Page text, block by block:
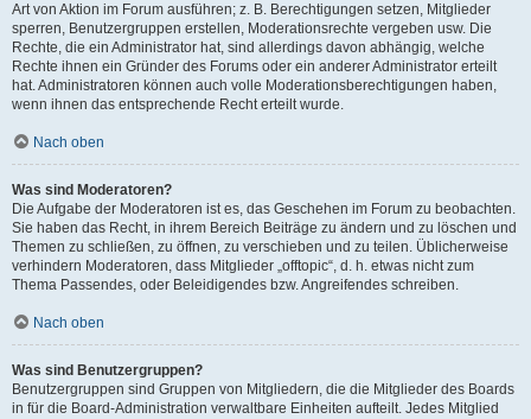
Art von Aktion im Forum ausführen; z. B. Berechtigungen setzen, Mitglieder
sperren, Benutzergruppen erstellen, Moderationsrechte vergeben usw. Die
Rechte, die ein Administrator hat, sind allerdings davon abhängig, welche
Rechte ihnen ein Gründer des Forums oder ein anderer Administrator erteilt
hat. Administratoren können auch volle Moderationsberechtigungen haben,
wenn ihnen das entsprechende Recht erteilt wurde.
Nach oben
Was sind Moderatoren?
Die Aufgabe der Moderatoren ist es, das Geschehen im Forum zu beobachten.
Sie haben das Recht, in ihrem Bereich Beiträge zu ändern und zu löschen und
Themen zu schließen, zu öffnen, zu verschieben und zu teilen. Üblicherweise
verhindern Moderatoren, dass Mitglieder „offtopic“, d. h. etwas nicht zum
Thema Passendes, oder Beleidigendes bzw. Angreifendes schreiben.
Nach oben
Was sind Benutzergruppen?
Benutzergruppen sind Gruppen von Mitgliedern, die die Mitglieder des Boards
in für die Board-Administration verwaltbare Einheiten aufteilt. Jedes Mitglied